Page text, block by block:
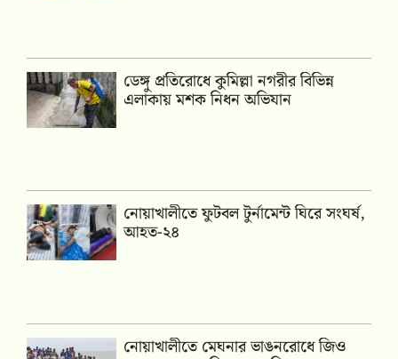
ডেঙ্গু প্রতিরোধে কুমিল্লা নগরীর বিভিন্ন
এলাকায় মশক নিধন অভিযান
নোয়াখালীতে ফুটবল টুর্নামেন্ট ঘিরে সংঘর্ষ,
আহত-২৪
নোয়াখালীতে মেঘনার ভাঙনরোধে জিও